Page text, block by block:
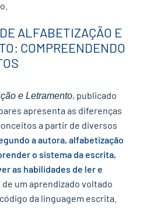
ALFABETIZAÇÃO E
COMPREENDENDO
e Letramento, publicado
apresenta as diferenças
a partir de diversos
a autora, alfabetização
o sistema da escrita,
as habilidades de ler e
um aprendizado voltado
da linguagem escrita.